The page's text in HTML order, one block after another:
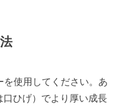
を使用してください。あ
ひげ）でより厚い成長